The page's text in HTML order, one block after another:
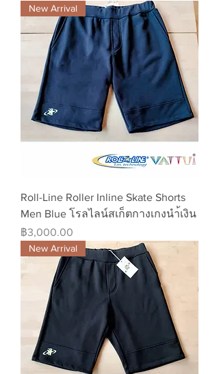
New Arrival
Roll-Line Roller Inline Skate Shorts
Men Blue โรลไลน์สเก็ตกางเกงนำ้เงิน
ราคา
฿3,000.00
New Arrival